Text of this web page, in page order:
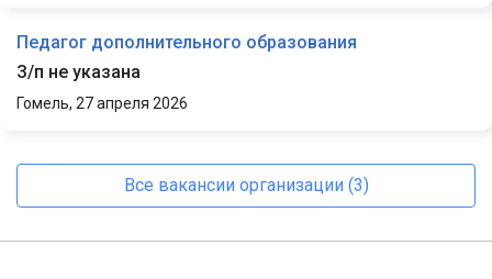
Педагог дополнительного образования
З/п не указана
Гомель, 27 апреля 2026
Все вакансии организации (3)